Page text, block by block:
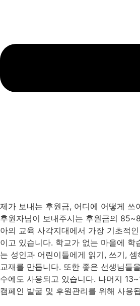
제가 보내는 후원금, 어디에 어떻게 쓰
후원자님이 보내주시는 후원금의
아의 교육 사각지대에서 가장 기초적
이고 있습니다. 학교가 없는 마을에 학
는 성인과 어린이들에게 읽기, 쓰기,
교재를 만듭니다. 또한 좋은 선생님들
수에도 사용되고 있습니다. 나머지
캠페인 발굴 및 후원관리를 위해 사용